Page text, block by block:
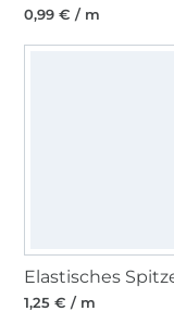
0,99 € / m
1,25 € / m